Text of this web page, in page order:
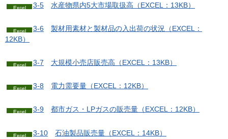
3-5 水産物県内5大市場取扱高（EXCEL：13KB）
3-6 製材用素材と製材品の入出荷の状況（EXCEL：
12KB）
3-7 大規模小売店販売高（EXCEL：13KB）
3-8 電力需要量（EXCEL：12KB）
3-9 都市ガス・LPガスの販売量（EXCEL：12KB）
3-10 石油製品販売量（EXCEL：14KB）